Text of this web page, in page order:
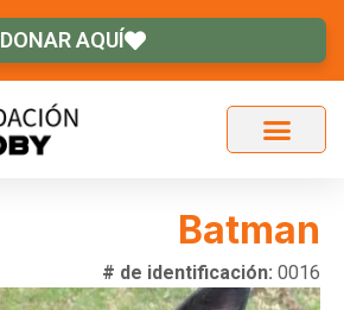
DONAR AQUÍ
Batman
# de identificación: 0016